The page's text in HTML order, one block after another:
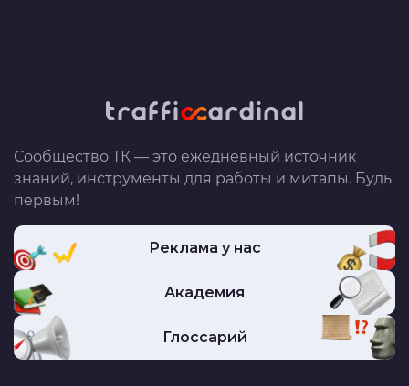
Сообщество ТК — это ежедневный источник
знаний, инструменты для работы и митапы. Будь
первым!
Реклама у нас
Академия
Глоссарий